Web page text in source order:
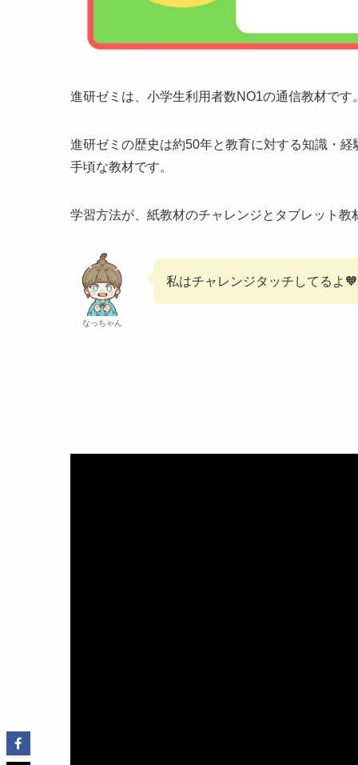
進研ゼミは、小学生利用者数NO1の通信教材です
進研ゼミの歴史は約50年と教育に対する知識・
手頃な教材です。
学習方法が、紙教材のチャレンジとタブレット
なっちゃん
私はチャレンジタッチしてるよ🧡